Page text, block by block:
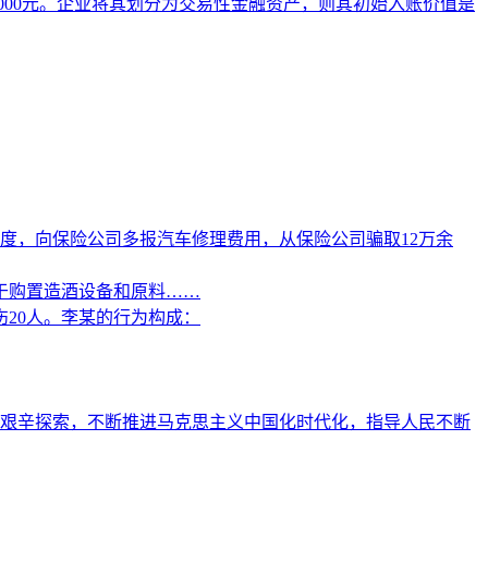
，向保险公司多报汽车修理费用，从保险公司骗取12万余
购置造酒设备和原料……
人。李某的行为构成：
辛探索，不断推进马克思主义中国化时代化，指导人民不断